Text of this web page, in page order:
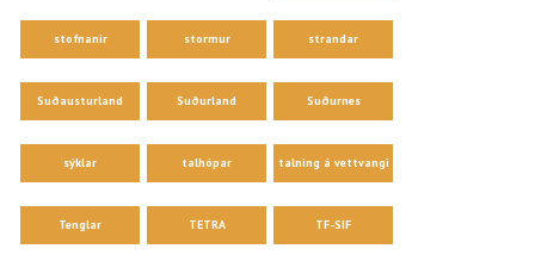
stofnanir stormur strandar
Suðausturland Suðurland Suðurnes
sýklar talhópar talning á vettvangi
Tenglar TETRA TF-SIF